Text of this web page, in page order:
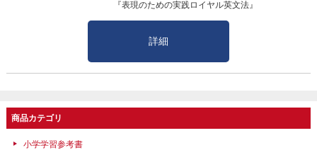
『表現のための実践ロイヤル英文法』
詳細
商品カテゴリ
小学学習参考書